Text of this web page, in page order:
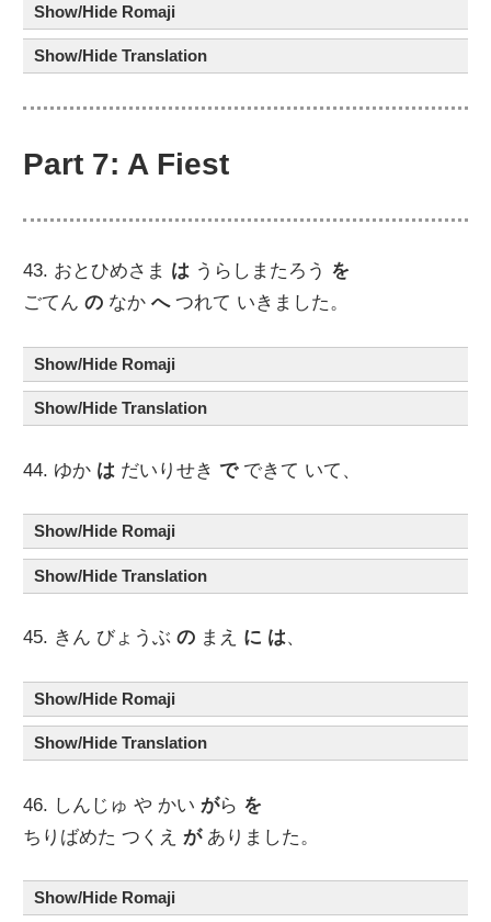
Show/Hide Romaji
Show/Hide Translation
Part 7: A Fiest
43. おとひめさま は うらしまたろう を
ごてんの なかへつれて いきました。
Show/Hide Romaji
Show/Hide Translation
44. ゆか は だいりせきでできて いて、
Show/Hide Romaji
Show/Hide Translation
45. きん びょうぶの まえ に は、
Show/Hide Romaji
Show/Hide Translation
46. しんじゅ や かいがら を
ちりばめた つくえがありました。
Show/Hide Romaji